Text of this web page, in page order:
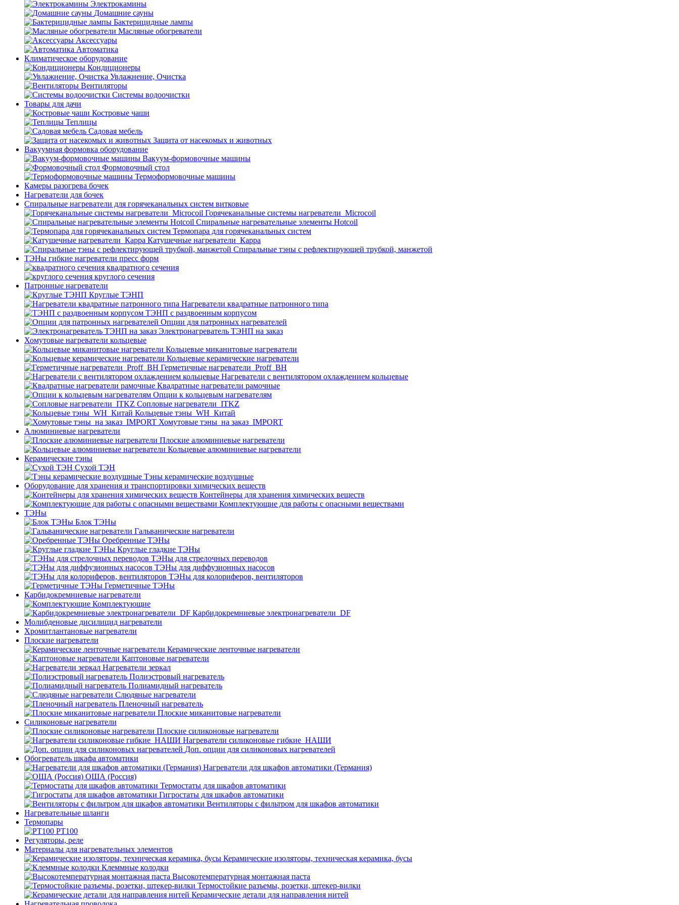
Электрокамины
Домашние сауны
Бактерицидные лампы
Масляные обогреватели
Аксессуары
Автоматика
Климатическое оборудование
Кондиционеры
Увлажнение, Очистка
Вентиляторы
Системы водоочистки
Товары для дачи
Костровые чаши
Теплицы
Садовая мебель
Защита от насекомых и животных
Вакуумная формовка оборудование
Вакуум-формовочные машины
Формовочный стол
Термоформовочные машины
Камеры разогрева бочек
Нагреватели для бочек
Спиральные нагреватели для горячеканальных систем витковые
Горячеканальные системы нагреватели_Microcoil
Спиральные нагревательные элементы Hotcoil
Термопара для горячеканальных систем
Катушечные нагреватели_Карра
Спиральные тэны с рефлектирующей трубкой, манжетой
ТЭНы гибкие нагреватели пресс форм
квадратного сечения
круглого сечения
Патронные нагреватели
Круглые ТЭНП
Нагреватели квадратные патронного типа
ТЭНП с раздвоенным корпусом
Опции для патронных нагревателей
Электронагреватель ТЭНП на заказ
Хомутовые нагреватели кольцевые
Кольцевые миканитовые нагреватели
Кольцевые керамические нагреватели
Герметичные нагреватели_Proff_BH
Нагреватели с вентилятором охлаждением кольцевые
Квадратные нагреватели рамочные
Опции к кольцевым нагревателям
Cопловые нагреватели_ITKZ
Кольцевые тэны_WH_Китай
Хомутовые тэны_на заказ_IMPORT
Алюминиевые нагреватели
Плоские алюминиевые нагреватели
Кольцевые алюминиевые нагреватели
Керамические тэны
Сухой ТЭН
Тэны керамические воздушные
Оборудование для хранения и транспортировки химических веществ
Контейнеры для хранения химических веществ
Комплектующие для работы с опасными веществами
ТЭНы
Блок ТЭНы
Гальванические нагреватели
Оребренные ТЭНы
Круглые гладкие ТЭНы
ТЭНы для стрелочных переводов
ТЭНы для диффузионных насосов
ТЭНы для колориферов, вентиляторов
Герметичные ТЭНы
Карбидокремниевые нагреватели
Комплектующие
Карбидокремниевые электронагреватели_DF
Молибденовые дисилицид нагреватели
Хромитлантановые нагреватели
Плоские нагреватели
Керамические ленточные нагреватели
Каптоновые нагреватели
Нагреватели зеркал
Полиэстровый нагреватель
Полиамидный нагреватель
Слюдяные нагреватели
Пленочный нагреватель
Плоские миканитовые нагреватели
Силиконовые нагреватели
Плоские силиконовые нагреватели
Нагреватели силиконовые гибкие_НАШИ
Доп. опции для силиконовых нагревателей
Обогреватель шкафа автоматики
Нагреватели для шкафов автоматики (Германия)
ОША (Россия)
Термостаты для шкафов автоматики
Гигростаты для шкафов автоматики
Вентиляторы с фильтром для шкафов автоматики
Нагревательные шланги
Термопары
PT100
Регуляторы, реле
Материалы для нагревательных элементов
Керамические изоляторы, техническая керамика, бусы
Клеммные колодки
Высокотемпературная монтажная паста
Термостойкие разъемы, розетки, штекер-вилки
Керамические детали для направления нитей